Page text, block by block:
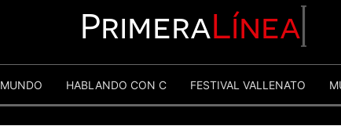
PrimeraLínea
MUNDO HABLANDO CON C FESTIVAL VALLENATO